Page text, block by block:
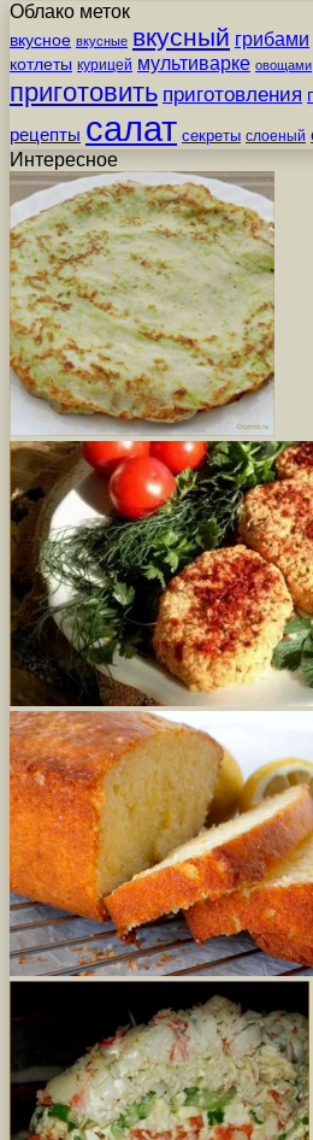
Облако меток
вкусное вкусные вкусный грибами
котлеты курицей мультиварке овощами
приготовить приготовления
рецепты салат секреты слоеный
Интересное